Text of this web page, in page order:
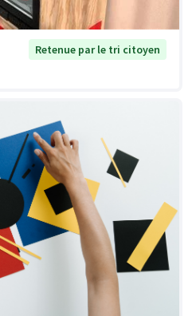
Retenue par le tri citoyen